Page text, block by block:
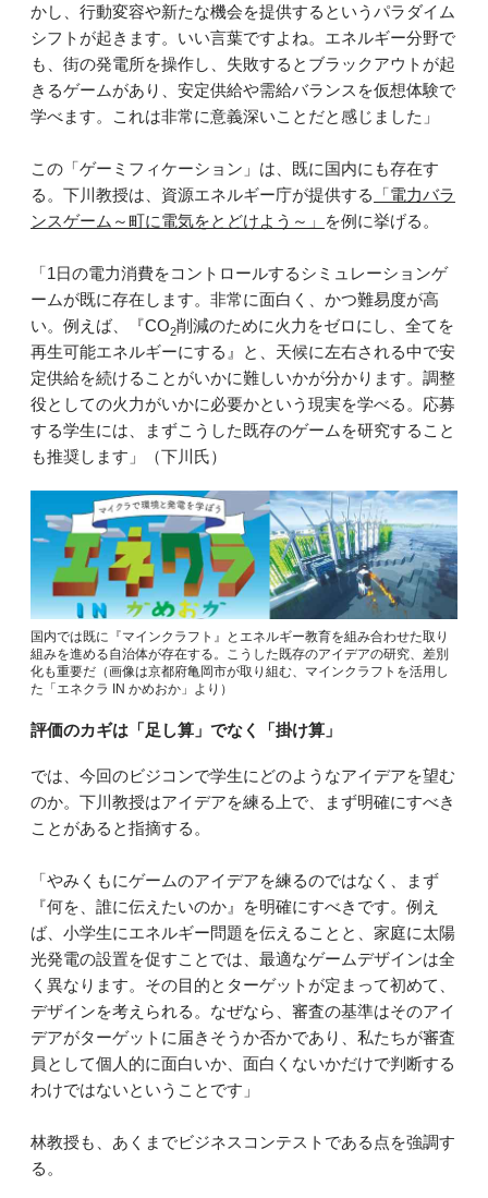
かし、行動変容や新たな機会を提供するというパラダイム
シフトが起きます。いい言葉ですよね。エネルギー分野で
も、街の発電所を操作し、失敗するとブラックアウトが起
きるゲームがあり、安定供給や需給バランスを仮想体験で
学べます。これは非常に意義深いことだと感じました」
この「ゲーミフィケーション」は、既に国内にも存在す
る。下川教授は、資源エネルギー庁が提供する
「電力バラ
ンスゲーム～町に電気をとどけよう～」
を例に挙げる。
「1日の電力消費をコントロールするシミュレーションゲ
ームが既に存在します。非常に面白く、かつ難易度が高
い。例えば、『CO2削減のために火力をゼロにし、全てを
再生可能エネルギーにする』と、天候に左右される中で安
定供給を続けることがいかに難しいかが分かります。調整
役としての火力がいかに必要かという現実を学べる。応募
する学生には、まずこうした既存のゲームを研究すること
も推奨します」（下川氏）
国内では既に『マインクラフト』とエネルギー教育を組み合わせた取り
組みを進める自治体が存在する。こうした既存のアイデアの研究、差別
化も重要だ（画像は京都府亀岡市が取り組む、マインクラフトを活用し
た「エネクラ IN かめおか」より）
評価のカギは「足し算」でなく「掛け算」
では、今回のビジコンで学生にどのようなアイデアを望む
のか。下川教授はアイデアを練る上で、まず明確にすべき
ことがあると指摘する。
「やみくもにゲームのアイデアを練るのではなく、まず
『何を、誰に伝えたいのか』を明確にすべきです。例え
ば、小学生にエネルギー問題を伝えることと、家庭に太陽
光発電の設置を促すことでは、最適なゲームデザインは全
く異なります。その目的とターゲットが定まって初めて、
デザインを考えられる。なぜなら、審査の基準はそのアイ
デアがターゲットに届きそうか否かであり、私たちが審査
員として個人的に面白いか、面白くないかだけで判断する
わけではないということです」
林教授も、あくまでビジネスコンテストである点を強調す
る。